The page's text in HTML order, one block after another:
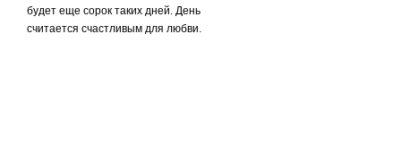
будет еще сорок таких дней. День
считается счастли­вым для любви.